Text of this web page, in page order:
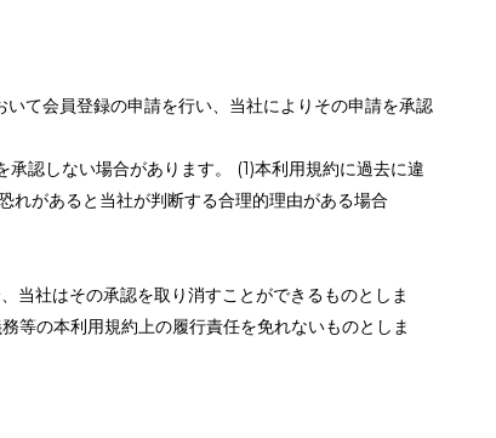
て会員登録の申請を行い、当社によりその申請を承認
認しない場合があります。 (1)本利用規約に過去に違
れがあると当社が判断する合理的理由がある場合
当社はその承認を取り消すことができるものとしま
等の本利用規約上の履行責任を免れないものとしま